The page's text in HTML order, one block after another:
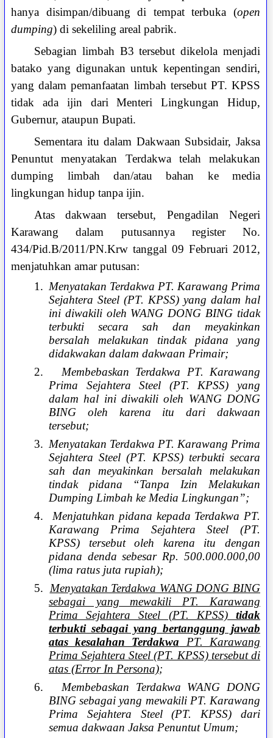
hanya disimpan/dibuang di tempat terbuka (open
dumping) di sekeliling areal pabrik.
Sebagian limbah B3 tersebut dikelola menjadi
batako yang digunakan untuk kepentingan sendiri,
yang dalam pemanfaatan limbah tersebut PT. KPSS
tidak ada ijin dari Menteri Lingkungan Hidup,
Gubernur, ataupun Bupati.
Sementara itu dalam Dakwaan Subsidair, Jaksa
Penuntut menyatakan Terdakwa telah melakukan
dumping limbah dan/atau bahan ke media
lingkungan hidup tanpa ijin.
Atas dakwaan tersebut, Pengadilan Negeri
Karawang dalam putusannya register No.
434/Pid.B/2011/PN.Krw tanggal 09 Februari 2012,
menjatuhkan amar putusan:
1. Menyatakan Terdakwa PT. Karawang Prima
Sejahtera Steel (PT. KPSS) yang dalam hal
ini diwakili oleh WANG DONG BING tidak
terbukti secara sah dan meyakinkan
bersalah melakukan tindak pidana yang
didakwakan dalam dakwaan Primair;
2.
Membebaskan Terdakwa PT. Karawang
Prima Sejahtera Steel (PT. KPSS) yang
dalam hal ini diwakili oleh WANG DONG
BING oleh karena itu dari dakwaan
tersebut;
3. Menyatakan Terdakwa PT. Karawang Prima
Sejahtera Steel (PT. KPSS) terbukti secara
sah dan meyakinkan bersalah melakukan
tindak pidana “Tanpa Izin Melakukan
Dumping Limbah ke Media Lingkungan”;
4.
Menjatuhkan pidana kepada Terdakwa PT.
Karawang Prima Sejahtera Steel (PT.
KPSS) tersebut oleh karena itu dengan
pidana denda sebesar Rp. 500.000.000,00
(lima ratus juta rupiah);
5.
Menyatakan Terdakwa WANG DONG BING
sebagai yang mewakili PT. Karawang
Prima Sejahtera Steel (PT. KPSS) tidak
terbukti sebagai yang bertanggung jawab
atas kesalahan Terdakwa PT. Karawang
Prima Sejahtera Steel (PT. KPSS) tersebut di
atas (Error In Persona);
6.
Membebaskan Terdakwa WANG DONG
BING sebagai yang mewakili PT. Karawang
Prima Sejahtera Steel (PT. KPSS) dari
semua dakwaan Jaksa Penuntut Umum;